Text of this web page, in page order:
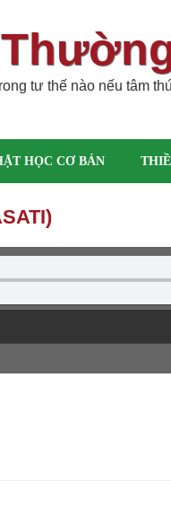
tư thế nào nếu tâm
HỌC CƠ BẢN